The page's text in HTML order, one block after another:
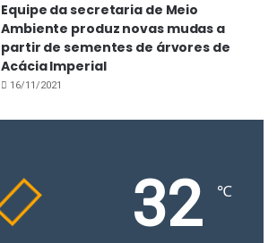
Equipe da secretaria de Meio
Ambiente produz novas mudas a
partir de sementes de árvores de
Acácia Imperial
16/11/2021
32 ℃